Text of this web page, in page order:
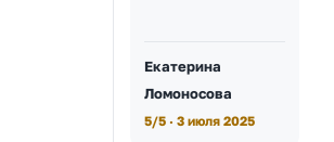
Екатерина
Ломоносова
5/5 · 3 июля 2025